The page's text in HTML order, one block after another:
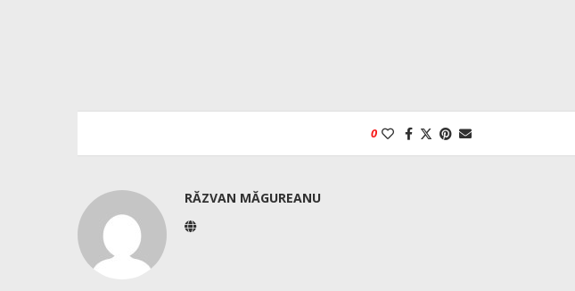
0
RĂZVAN MĂGUREANU